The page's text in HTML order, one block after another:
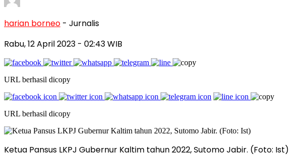
harian borneo - Jurnalis
Rabu, 12 April 2023 - 02:43 WIB
URL berhasil dicopy
URL berhasil dicopy
Ketua Pansus LKPJ Gubernur Kaltim tahun 2022, Sutomo Jabir. (Foto: Ist)